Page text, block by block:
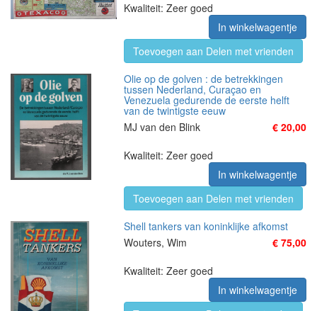
Kwaliteit: Zeer goed
In winkelwagentje
Toevoegen aan Delen met vrienden
Olie op de golven : de betrekkingen
tussen Nederland, Curaçao en
Venezuela gedurende de eerste helft
van de twintigste eeuw
MJ van den Blink
€ 20,00
Kwaliteit: Zeer goed
In winkelwagentje
Toevoegen aan Delen met vrienden
Shell tankers van koninklijke afkomst
Wouters, Wim
€ 75,00
Kwaliteit: Zeer goed
In winkelwagentje